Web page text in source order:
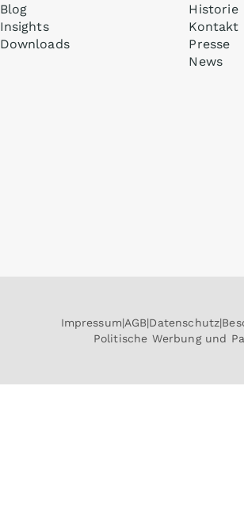
Blog
Insights
Downloads
Historie
Kontakt
Presse
News
Impressum AGB Datenschutz
Politische Werbung und